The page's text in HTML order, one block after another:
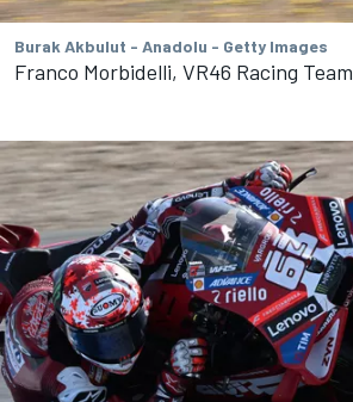
Burak Akbulut - Anadolu - Getty Images
Franco Morbidelli, VR46 Racing Team